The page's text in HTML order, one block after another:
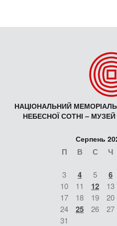
НАЦІОНАЛЬНИЙ
НЕБЕСНОЇ СОТНІ – МУЗЕЙ
Серпень
П В С Ч
3 4 5 6
10
11 12 13
17
18 19 20
24
25 26 27
31